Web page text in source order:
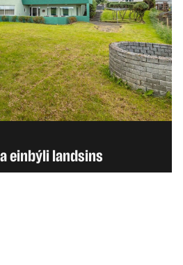
einbýli landsins